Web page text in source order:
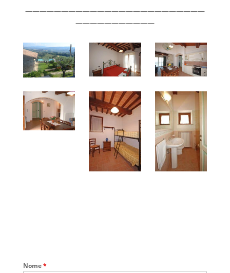
—————————————————————————
———————————
Nome*